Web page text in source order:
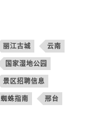
丽江古城 云南
国家湿地公园
景区招聘信息
蜘蛛指南 邢台